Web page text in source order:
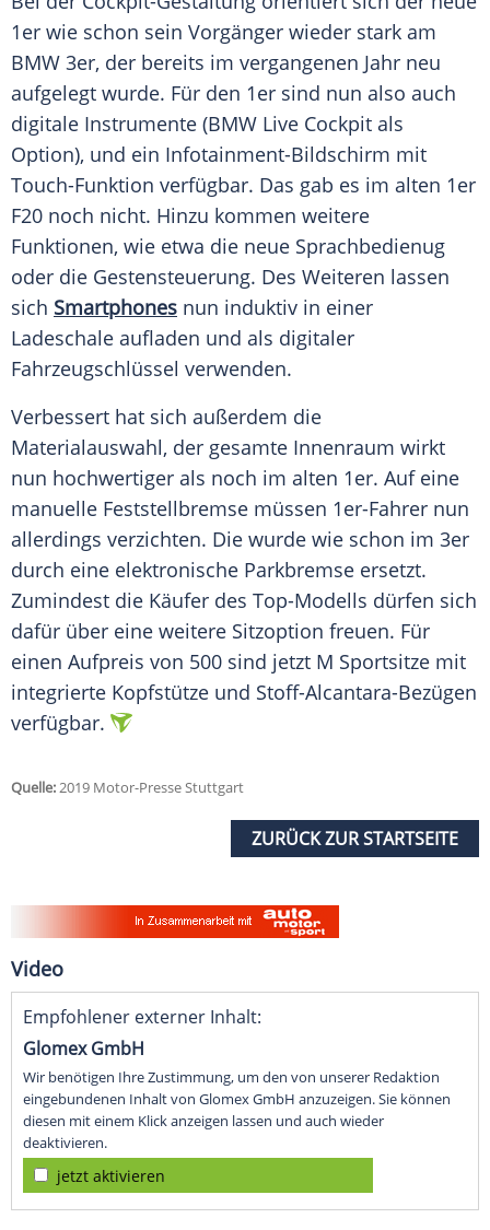
1er wie schon sein Vorgänger wieder stark am
BMW 3er, der bereits im vergangenen Jahr neu
aufgelegt wurde. Für den 1er sind nun also auch
digitale Instrumente (BMW Live Cockpit als
Option), und ein Infotainment-Bildschirm mit
Touch-Funktion verfügbar. Das gab es im alten 1er
F20 noch nicht. Hinzu kommen weitere
Funktionen, wie etwa die neue Sprachbedienug
oder die Gestensteuerung. Des Weiteren lassen
sich Smartphones nun induktiv in einer
Ladeschale aufladen und als digitaler
Fahrzeugschlüssel verwenden.
Verbessert hat sich außerdem die
Materialauswahl, der gesamte Innenraum wirkt
nun hochwertiger als noch im alten 1er. Auf eine
manuelle Feststellbremse müssen 1er-Fahrer nun
allerdings verzichten. Die wurde wie schon im 3er
durch eine elektronische Parkbremse ersetzt.
Zumindest die Käufer des Top-Modells dürfen sich
dafür über eine weitere Sitzoption freuen. Für
einen Aufpreis von 500 sind jetzt M Sportsitze mit
integrierte Kopfstütze und Stoff-Alcantara-Bezügen
verfügbar.
Quelle:2019 Motor-Presse Stuttgart
ZURÜCK ZUR STARTSEITE
Video
Empfohlener externer Inhalt:
Glomex GmbH
Wir benötigen Ihre Zustimmung, um den von unserer Redaktion
eingebundenen Inhalt von Glomex GmbH anzuzeigen. Sie können
diesen mit einem Klick anzeigen lassen und auch wieder
deaktivieren.
jetzt aktivieren